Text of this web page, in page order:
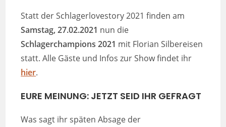
Statt der Schlagerlovestory 2021 finden am
Samstag, 27.02.2021 nun die
Schlagerchampions 2021 mit Florian Silbereisen
statt. Alle Gäste und Infos zur Show findet ihr
hier.
EURE MEINUNG: JETZT SEID IHR GEFRAGT
Was sagt ihr späten Absage der